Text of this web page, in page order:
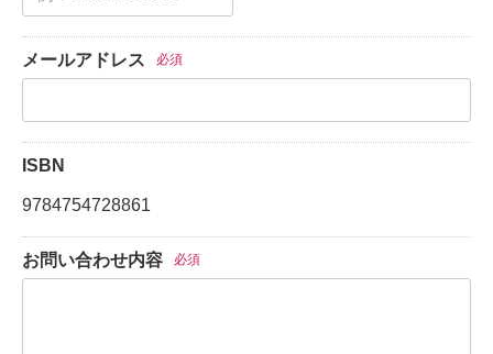
メールアドレス 必須
ISBN
9784754728861
お問い合わせ内容 必須